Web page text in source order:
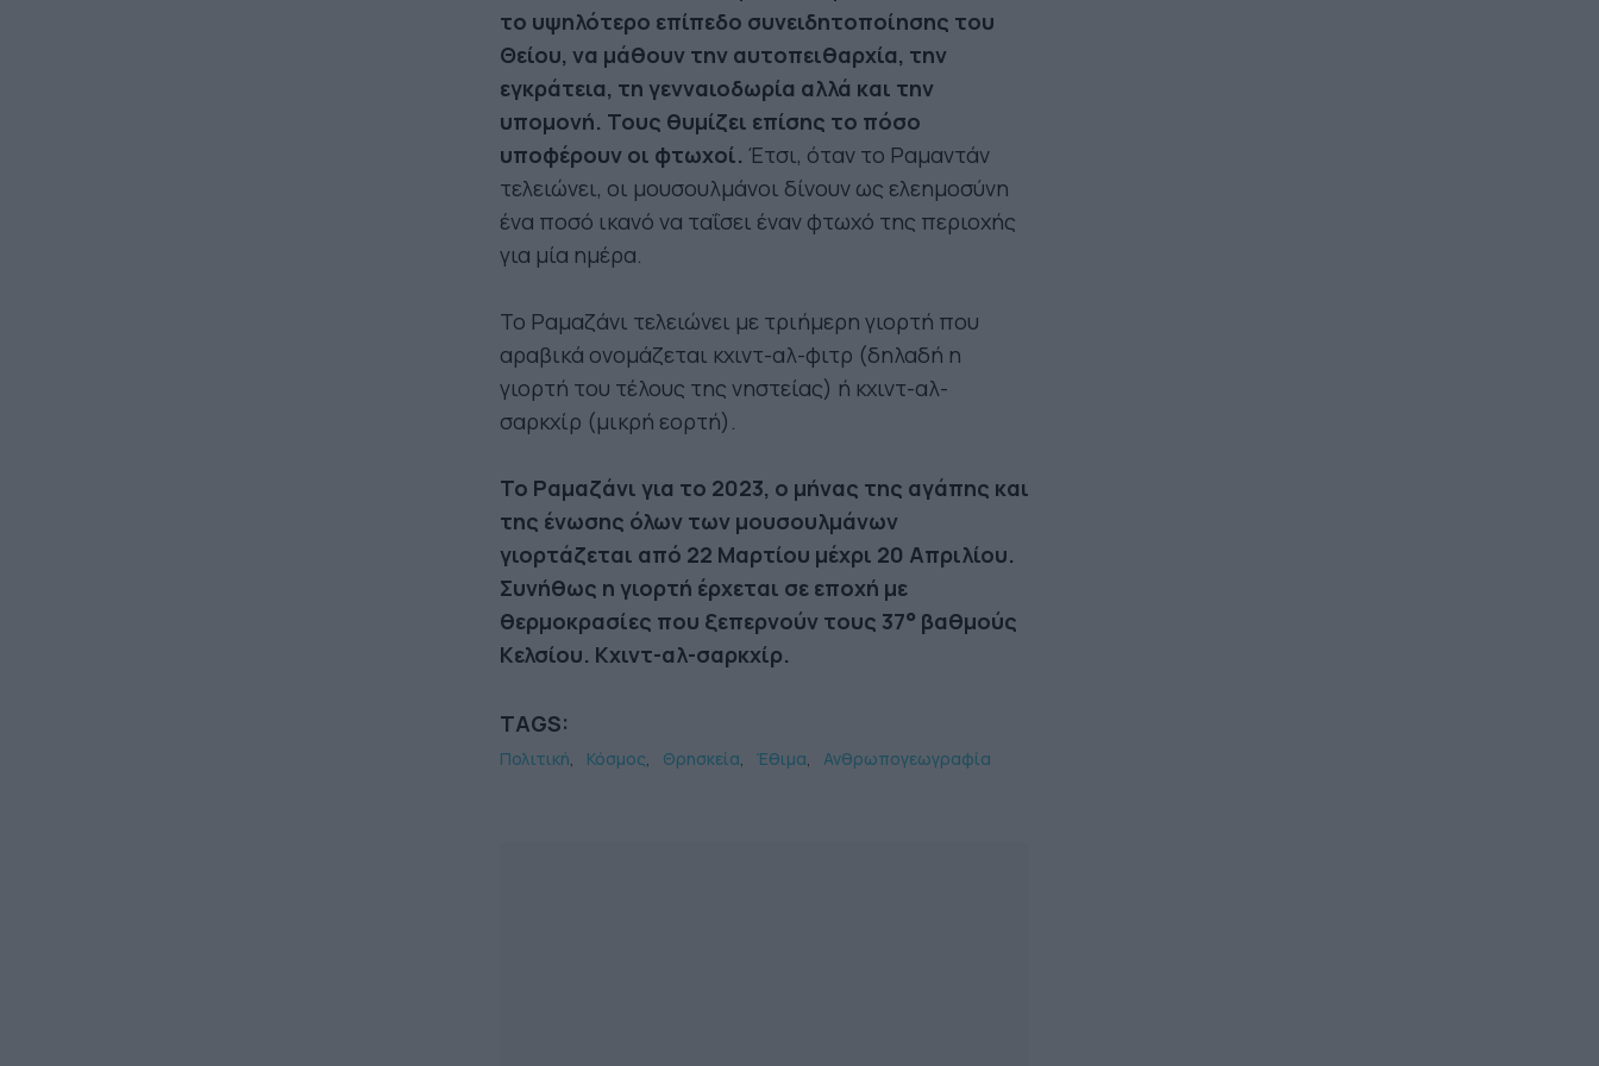
το υψηλότερο επίπεδο συνειδητοποίησης του
Θείου, να μάθουν την αυτοπειθαρχία, την
εγκράτεια, τη γενναιοδωρία αλλά και την
υπομονή. Τους θυμίζει επίσης το πόσο
υποφέρουν οι φτωχοί. Έτσι, όταν το Ραμαντάν
τελειώνει, οι μουσουλμάνοι δίνουν ως ελεημοσύνη
ένα ποσό ικανό να ταΐσει έναν φτωχό της περιοχής
για μία ημέρα.
Το Ραμαζάνι τελειώνει με τριήμερη γιορτή που
αραβικά ονομάζεται κχιντ-αλ-φιτρ (δηλαδή η
γιορτή του τέλους της νηστείας) ή κχιντ-αλ-
σαρκχίρ (μικρή εορτή).
Το Ραμαζάνι για το 2023, ο μήνας της αγάπης και
της ένωσης όλων των μουσουλμάνων
γιορτάζεται από 22 Μαρτίου μέχρι 20 Απριλίου.
Συνήθως η γιορτή έρχεται σε εποχή με
θερμοκρασίες που ξεπερνούν τους 37° βαθμούς
Κελσίου. Κχιντ-αλ-σαρκχίρ.
TAGS:
Πολιτική Κόσμος Θρησκεία Έθιμα Ανθρωπογεωγραφία